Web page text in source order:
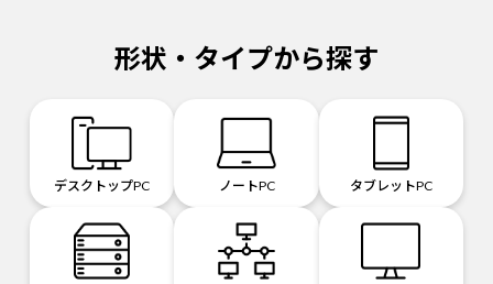
形状・タイプから探す
デスクトップPC ノートPC タブレットPC